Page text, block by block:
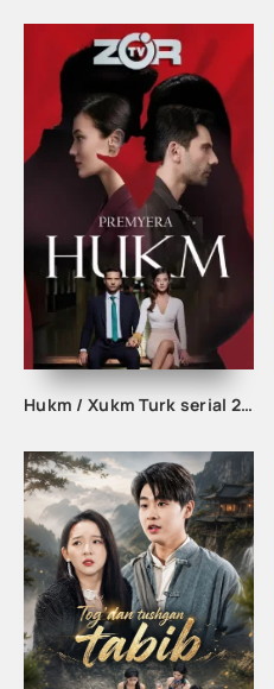
Hukm / Xukm Turk serial 203. 204. 205. 206. 207. 208. 209. 210. 211. 212. 213. 214. 215 Qism Uzbek tilida Hukim Xukim Barcha qismlari